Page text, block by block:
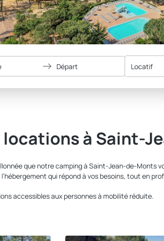
Départ Locatif
locations à Saint-
que notre camping à Saint-Jean-de-Monts
qui répond à vos besoins, tout en
accessibles aux personnes à mobilité réduite.